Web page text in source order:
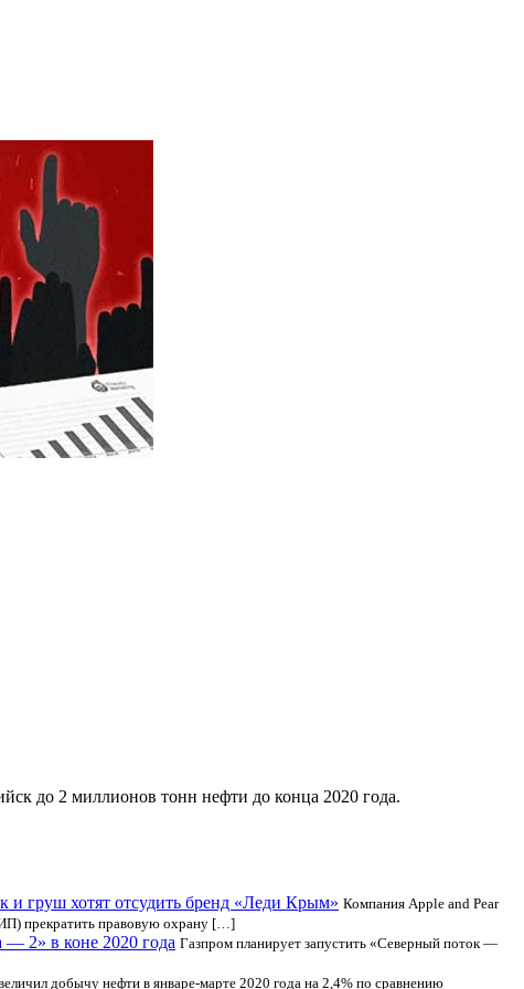
до 2 миллионов тонн нефти до конца 2020 года.
и груш хотят отсудить бренд «Леди Крым» Компания Apple and Pear
прекратить правовую охрану […]
— 2» в коне 2020 года Газпром планирует запустить «Северный поток —
добычу нефти в январе-марте 2020 года на 2,4% по сравнению